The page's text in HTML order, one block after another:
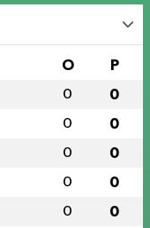
O P
0 0
0 0
0 0
0 0
0 0